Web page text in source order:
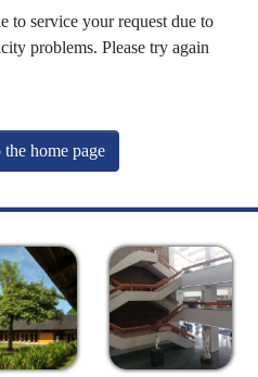
to service your request due to
problems. Please try again
the home page